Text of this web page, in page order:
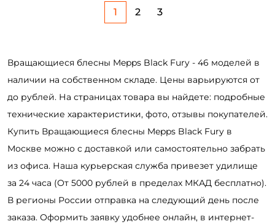
1 2 3
Вращающиеся блесны Mepps Black Fury - 46 моделей в
наличии на собственном складе. Цены варьируются от
до рублей. На страницах товара вы найдете: подробные
технические характеристики, фото, отзывы покупателей.
Купить Вращающиеся блесны Mepps Black Fury в
Москве можно с доставкой или самостоятельно забрать
из офиса. Наша курьерская служба привезет удилище
за 24 часа (От 5000 рублей в пределах МКАД бесплатно).
В регионы России отправка на следующий день после
заказа. Оформить заявку удобнее онлайн, в интернет-